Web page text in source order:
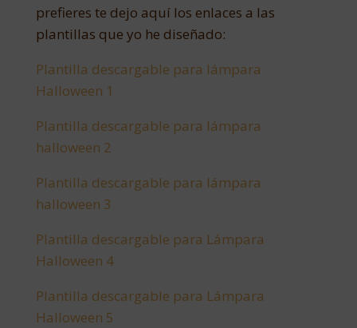
prefieres te dejo aquí los enlaces a las
plantillas que yo he diseñado:
Plantilla descargable para lámpara
Halloween 1
Plantilla descargable para lámpara
halloween 2
Plantilla descargable para lámpara
halloween 3
Plantilla descargable para Lámpara
Halloween 4
Plantilla descargable para Lámpara
Halloween 5